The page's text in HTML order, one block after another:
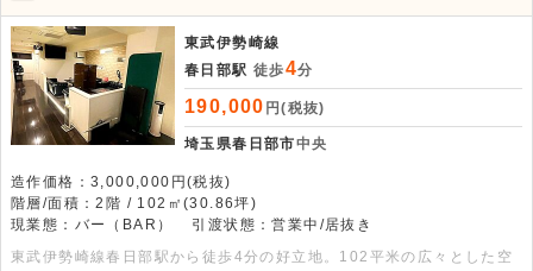
ューズメントバー居抜き2階
東武伊勢崎線
春日部駅 徒歩4分
190,000 円(税抜)
埼玉県春日部市中央
造作価格：3,000,000円(税抜)
階層/面積：2階 / 102㎡(30.86坪)
現業態：バー（BAR）
引渡状態：営業中/居抜き
東武伊勢崎線春日部駅から徒歩4分の好立地。102平米の広々とした空